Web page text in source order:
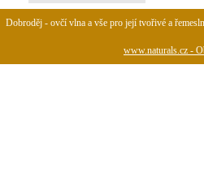
Dobroděj - ovčí vlna a vše pro její tvořivé a
www.naturals.cz -